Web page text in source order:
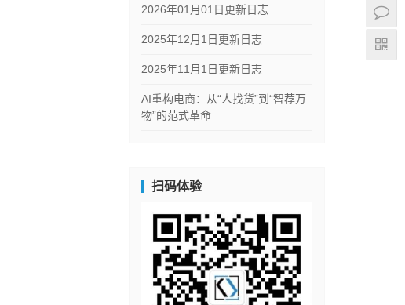
2026年01月01日更新日志
2025年12月1日更新日志
2025年11月1日更新日志
AI重构电商：从“人找货”到“智荐万
物”的范式革命
扫码体验